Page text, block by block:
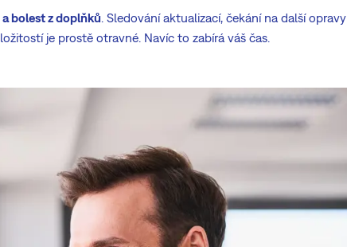
bolest z doplňků. Sledování aktualizací, čekání na další opravy
je prostě otravné. Navíc to zabírá váš čas.